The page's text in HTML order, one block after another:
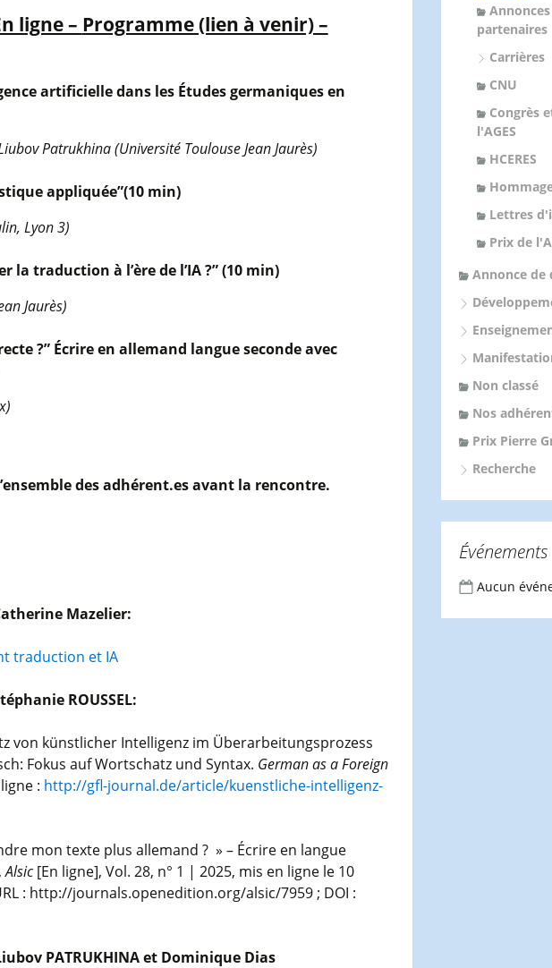
ligne – Programme (lien à venir) –
artificielle dans les Études germaniques en
Patrukhina (Université Toulouse Jean Jaurès)
appliquée”(10 min)
Lyon 3)
la traduction à l’ère de l’IA ?”(10 min)
Jaurès)
?” Écrire en allemand langue seconde avec
des adhérent.es avant la rencontre.
Mazelier:
traduction et IA
ROUSSEL:
von künstlicher Intelligenz im Überarbeitungsprozess
Fokus auf Wortschatz und Syntax. German as a Foreign
: http://gfl-journal.de/article/kuenstliche-intelligenz-
mon texte plus allemand ? » – Écrire en langue
Alsic[En ligne], Vol. 28, n° 1 | 2025, mis en ligne le 10
: http://journals.openedition.org/alsic/7959 ; DOI :
PATRUKHINA et Dominique Dias
partenaires
Carrières
CNU
Congrès
l'AGES
HCERES
Lettres
Prix de
Annonce de
Non classé
Nos
Prix Pierre
Recherche
Événements
Aucun